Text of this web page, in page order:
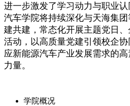
进一步激发了学习动力与职业
汽车学院将持续深化与天海集
建共建，常态化开展主题党日
活动，以高质量党建引领校企
应新能源汽车产业发展需求的
力量。
学院概况